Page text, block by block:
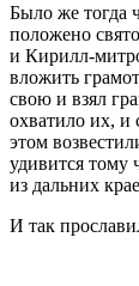
Было же тогда
положено
и Кирилл-
вложить
свою и взял
охватило их, и
этом
удивится тому
из дальних
И так